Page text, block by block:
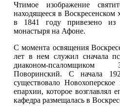
Чтимое изображение
находящееся в
в 1841 году привезено из
монастыря на Афоне.
С момента освящения
лет в нем служил сначала
диаконом-псаломщиком
Поворинский. С начала
существовало
епархии, которое возглавлял
кафедра размещалась в